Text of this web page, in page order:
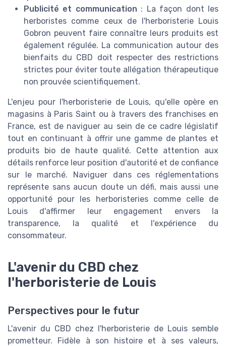
Publicité et communication : La façon dont les
herboristes comme ceux de l'herboristerie Louis
Gobron peuvent faire connaître leurs produits est
également régulée. La communication autour des
bienfaits du CBD doit respecter des restrictions
strictes pour éviter toute allégation thérapeutique
non prouvée scientifiquement.
L'enjeu pour l'herboristerie de Louis, qu'elle opère en
magasins à Paris Saint ou à travers des franchises en
France, est de naviguer au sein de ce cadre législatif
tout en continuant à offrir une gamme de plantes et
produits bio de haute qualité. Cette attention aux
détails renforce leur position d'autorité et de confiance
sur le marché. Naviguer dans ces réglementations
représente sans aucun doute un défi, mais aussi une
opportunité pour les herboristeries comme celle de
Louis d'affirmer leur engagement envers la
transparence, la qualité et l'expérience du
consommateur.
L'avenir du CBD chez
l'herboristerie de Louis
Perspectives pour le futur
L'avenir du CBD chez l'herboristerie de Louis semble
prometteur. Fidèle à son histoire et à ses valeurs,